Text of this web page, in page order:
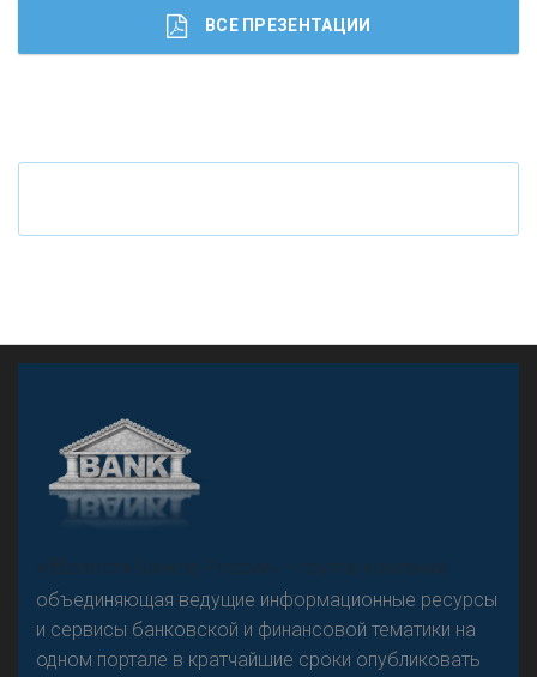
ВСЕ ПРЕЗЕНТАЦИИ
«Н
овости Банков России» – группа компаний,
объединяющая ведущие информационные ресурсы
и сервисы банковской и финансовой тематики на
одном портале в кратчайшие сроки опубликовать